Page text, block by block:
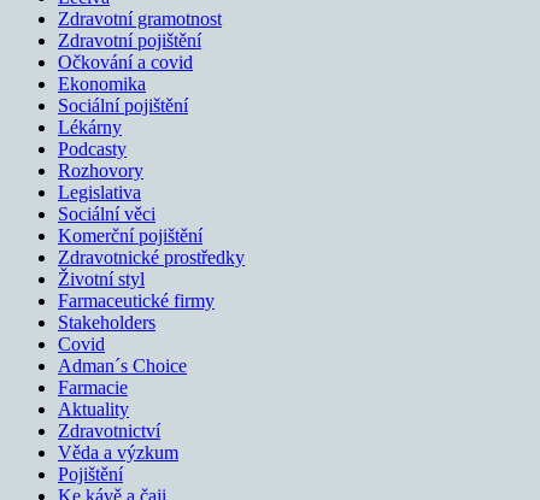
Zdravotní gramotnost
Zdravotní pojištění
Očkování a covid
Ekonomika
Sociální pojištění
Lékárny
Podcasty
Rozhovory
Legislativa
Sociální věci
Komerční pojištění
Zdravotnické prostředky
Životní styl
Farmaceutické firmy
Stakeholders
Covid
Adman´s Choice
Farmacie
Aktuality
Zdravotnictví
Věda a výzkum
Pojištění
Ke kávě a čaji